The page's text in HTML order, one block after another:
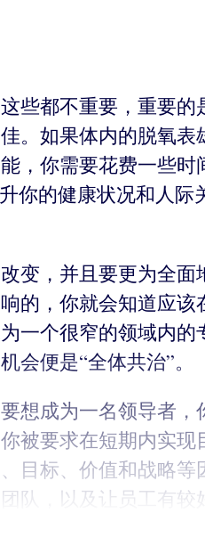
些都不重要，重要
。如果体内的脱氧表
，你需要花费一些
的健康状况和人际
变，并且要更为全
，你就会知道应该
一个很窄的领域内
便是“全体共治”。
想成为一名领导者，
被要求在短期内实
目标、价值和战略
队，以及让员工有较